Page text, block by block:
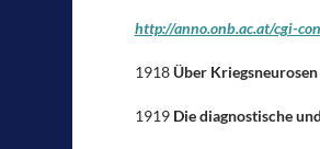
http://anno.onb.ac.at/cgi-
1918 Über
1919 Die diagnostische